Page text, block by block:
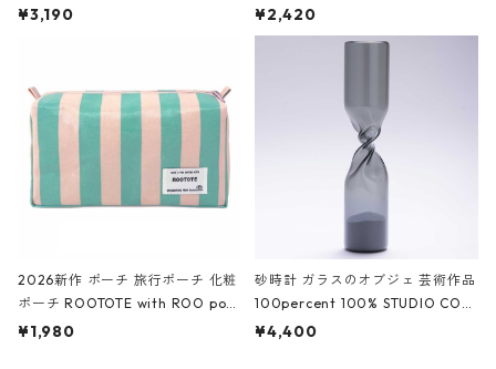
ファスナーポーチ 撥水加工 トラベ
ーガンディー、オフホワイト
¥3,190
大きめ 撥水加工 収納ポーチ CRO
CODILE/Black クロコダイル/ブラ
¥2,420
2026新作 ポーチ 旅行ポーチ 化粧
ポーチ ROOTOTE with ROO pou
ch 3532 ルートート WR.ポーチ.ラ
¥1,980
砂時計 ガラスのオブジェ 芸術作品
100percent 100% STUDIO COH
AKU Timeless 100パーセント ス
¥4,400